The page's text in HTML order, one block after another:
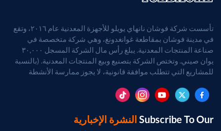
تأسست شركة فوشان نانهاي يويلو للأجهزة المعدنية عام ٢٠١٦، وتقع
في مدينة فوشان بمقاطعة غوانغدونغ، وهي شركة متخصصة في
صناعة المنتجات المعدنية. يبلغ رأس مال الشركة المسجل ٣٠,٠٠٠
يوان صيني. وتختص الشركة بتصنيع وبيع المنتجات المعدنية. (بالنسبة
للمشاريع التي تتطلب موافقة قانونية، لا يجوز ممارسة الأنشطة
Subscribe To Our النشرة الإخبارية